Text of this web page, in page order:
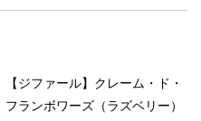
【ジファール】クレーム・ド・
フランボワーズ（ラズベリー）